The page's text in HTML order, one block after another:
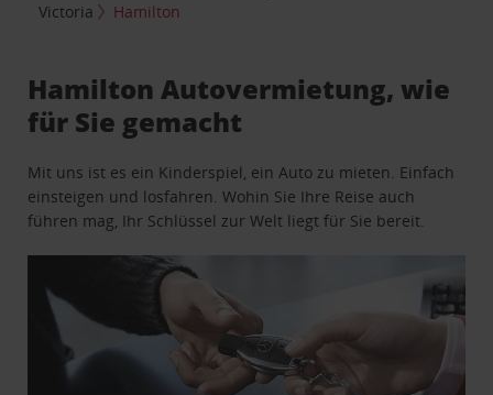
Victoria
Hamilton
Hamilton Autovermietung, wie
für Sie gemacht
Mit uns ist es ein Kinderspiel, ein Auto zu mieten. Einfach
einsteigen und losfahren. Wohin Sie Ihre Reise auch
führen mag, Ihr Schlüssel zur Welt liegt für Sie bereit.